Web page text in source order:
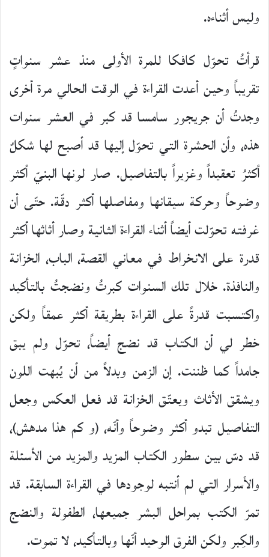
وليس أثناءه.
قرأتُ تحوّل كافكا للمرة الأولى منذ عشر سنواتٍ
تقريباً وحين أعدت القراءة في الوقت الحالي مرة أخرى
وجدتُ أن جريجور سامسا قد كبر في العشر سنوات
هذه، وأن الحشرة التي تحوّل إليها قد أصبح لها شكلٌ
أكثرُ تعقيداً وغزيراً بالتفاصيل. صار لونها البنيّ أكثر
وضوحاً وحركة سيقانها ومفاصلها أكثر دقّة. حتّى أن
غرفته تحوّلت أيضاً أثناء القراءة الثانية وصار أثاثها أكثر
قدرة على الانخراط في معاني القصة، الباب، الخزانة
والنافذة. خلال تلك السنوات كبرتُ ونضجتُ بالتأكيد
واكتسبت قدرةً على القراءة بطريقة أكثر عمقاً ولكن
خطر لي أن الكتاب قد نضج أيضاً، تحوّل ولم يبق
جامداً كما ظننت. إن الزمن وبدلاً من أن يُبهت اللون
ويشقق الأثاث ويعتّق الخزانة قد فعل العكس وجعل
التفاصيل تبدو أكثر وضوحاً وأنّه، (و كم هذا مدهش)،
قد دسّ بين سطور الكتاب المزيد والمزيد من الأسئلة
والأسرار التي لم أنتبه لوجودها في القراءة السابقة. قد
تمرّ الكتب بمراحل البشر جميعها، الطفولة والنضج
والكِبر ولكن الفرق الوحيد أنّها وبالتأكيد، لا تموت.